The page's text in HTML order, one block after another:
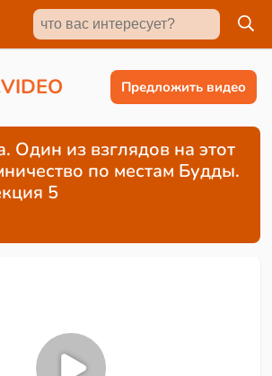
VIDEO Предложить видео
Один из взглядов на этот
по местам Будды.
5